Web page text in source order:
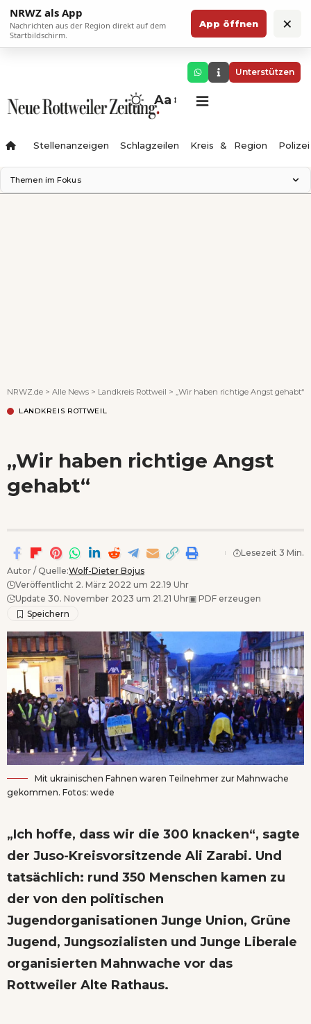
NRWZ als App
Nachrichten aus der Region direkt auf dem
Startbildschirm.
App öffnen ×
Unterstützen
Aa
Stellenanzeigen Schlagzeilen Kreis & Region Polizei
Themen im Fokus
NRWZ.de > Alle News > Landkreis Rottweil > „Wir haben richtige Angst gehabt“
LANDKREIS ROTTWEIL
„Wir haben richtige Angst
gehabt“
Autor / Quelle:Wolf-Dieter Bojus
Veröffentlicht 2. März 2022 um 22.19 Uhr
Update 30. November 2023 um 21.21 Uhr▣ PDF erzeugen
Lesezeit 3 Min.
Mit ukrainischen Fahnen waren Teilnehmer zur Mahnwache
gekommen. Fotos: wede
„Ich hoffe, dass wir die 300 knacken“, sagte
der Juso-Kreisvorsitzende Ali Zarabi. Und
tatsächlich: rund 350 Menschen kamen zu
der von den politischen
Jugendorganisationen Junge Union, Grüne
Jugend, Jungsozialisten und Junge Liberale
organisierten Mahnwache vor das
Rottweiler Alte Rathaus.